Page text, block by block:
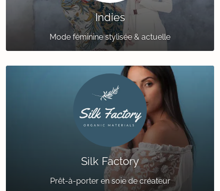
Indies
Mode féminine stylisée & actuelle
Silk Factory
Prêt-à-porter en soie de créateur